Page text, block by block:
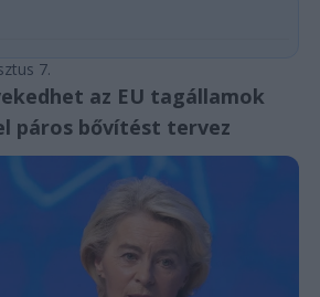
7.
az EU tagállamok
páros bővítést tervez